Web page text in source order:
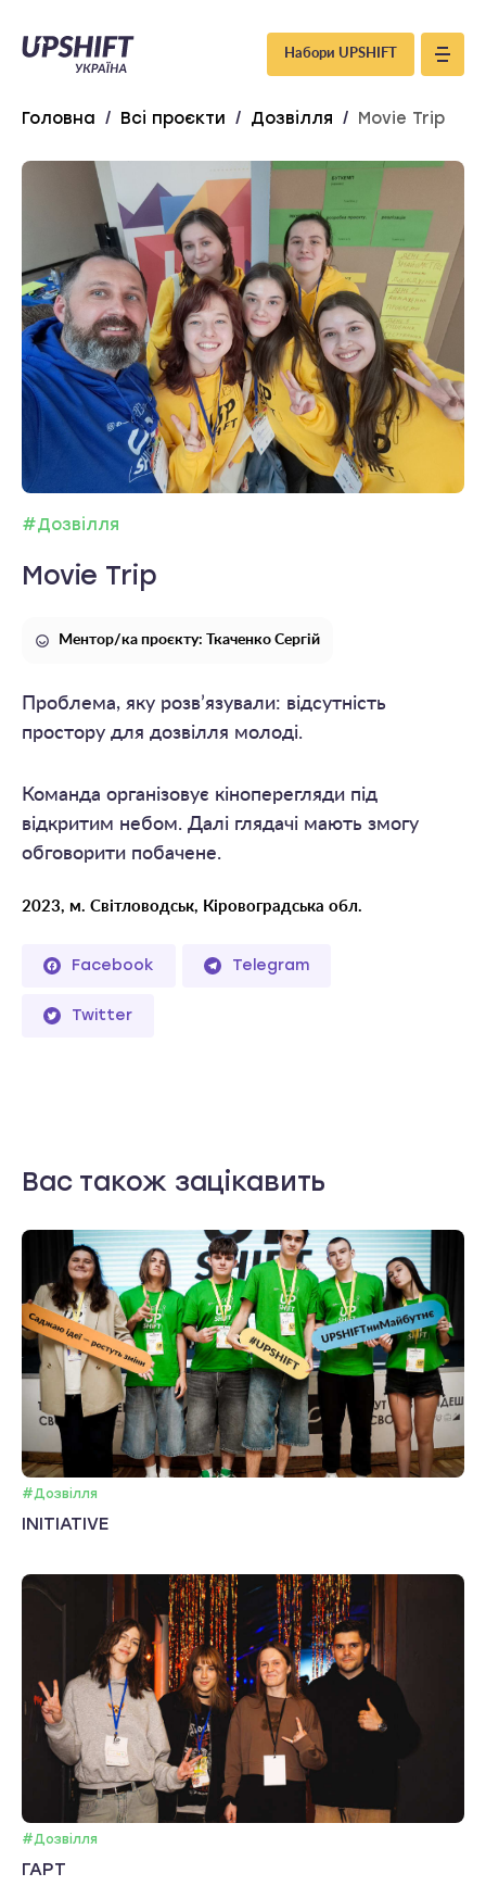
Upshift
–
Україна
Набори UPSHIFT
Головна / Всі проєкти / Дозвілля / Movie Trip
#Дозвілля
Movie Trip
Ментор/ка проєкту: Ткаченко Сергій
Проблема, яку розв’язували: відсутність
простору для дозвілля молоді.
Команда організовує кіноперегляди під
відкритим небом. Далі глядачі мають змогу
обговорити побачене.
2023, м. Світловодськ, Кіровоградська обл.
Facebook Telegram
Twitter
Вас також зацікавить
#Дозвілля
INITIATIVE
#Дозвілля
ГАРТ